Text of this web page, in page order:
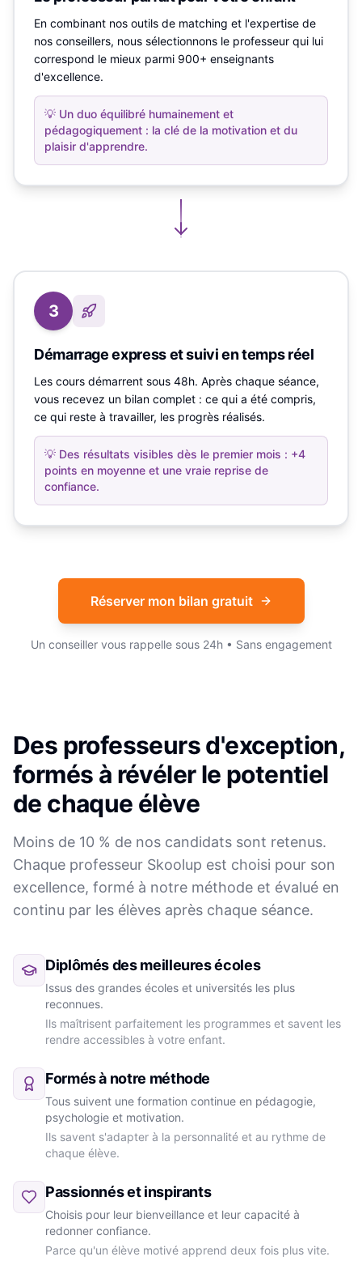
En combinant nos outils de matching et l'expertise de
nos conseillers, nous sélectionnons le professeur qui lui
correspond le mieux parmi 900+ enseignants
d'excellence.
💡 Un duo équilibré humainement et
pédagogiquement : la clé de la motivation et du
plaisir d'apprendre.
3
Démarrage express et suivi en temps réel
Les cours démarrent sous 48h. Après chaque séance,
vous recevez un bilan complet : ce qui a été compris,
ce qui reste à travailler, les progrès réalisés.
💡 Des résultats visibles dès le premier mois : +4
points en moyenne et une vraie reprise de
confiance.
Réserver mon bilan gratuit
Un conseiller vous rappelle sous 24h • Sans engagement
Des professeurs d'exception,
formés à révéler le potentiel
de chaque élève
Moins de 10 % de nos candidats sont retenus.
Chaque professeur Skoolup est choisi pour son
excellence, formé à notre méthode et évalué en
continu par les élèves après chaque séance.
Diplômés des meilleures écoles
Issus des grandes écoles et universités les plus
reconnues.
Ils maîtrisent parfaitement les programmes et savent les
rendre accessibles à votre enfant.
Formés à notre méthode
Tous suivent une formation continue en pédagogie,
psychologie et motivation.
Ils savent s'adapter à la personnalité et au rythme de
chaque élève.
Passionnés et inspirants
Choisis pour leur bienveillance et leur capacité à
redonner confiance.
Parce qu'un élève motivé apprend deux fois plus vite.